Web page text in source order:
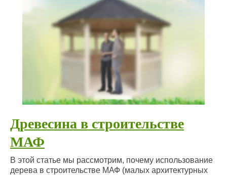
Древесина в строительстве
МАФ
В этой статье мы рассмотрим, почему использование
дерева в строительстве МАФ (малых архитектурных